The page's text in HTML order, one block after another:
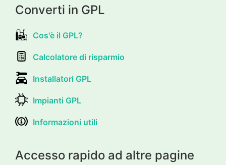
Converti in GPL
Cos'è il GPL?
Calcolatore di risparmio
Installatori GPL
Impianti GPL
Informazioni utili
Accesso rapido ad altre pagine